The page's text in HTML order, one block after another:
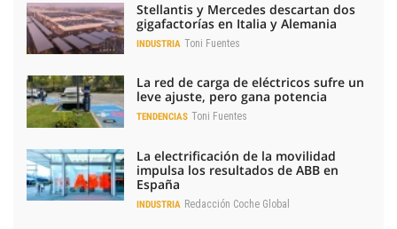
Stellantis y Mercedes descartan dos
gigafactorías en Italia y Alemania
INDUSTRIA Toni Fuentes
La red de carga de eléctricos sufre un
leve ajuste, pero gana potencia
TENDENCIAS Toni Fuentes
La electrificación de la movilidad
impulsa los resultados de ABB en
España
INDUSTRIA Redacción Coche Global